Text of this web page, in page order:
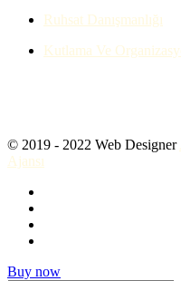
Ruhsat Danışmanlığı
Kutlama Ve
© 2019 - 2022 Web Designer
Ajansı
Buy now